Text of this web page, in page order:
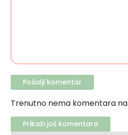
Trenutno nema komentara
Prikaži još komentara